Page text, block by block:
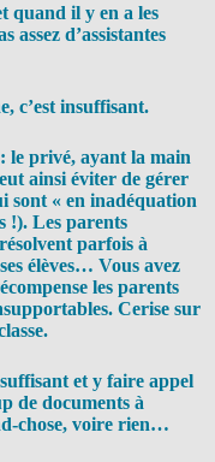
quand il y en a les
assez d’assistantes
c’est insuffisant.
le privé, ayant la main
ainsi éviter de gérer
sont « en inadéquation
!). Les parents
parfois à
élèves… Vous avez
les parents
Cerise sur
et y faire appel
de documents à
chose, voire rien…